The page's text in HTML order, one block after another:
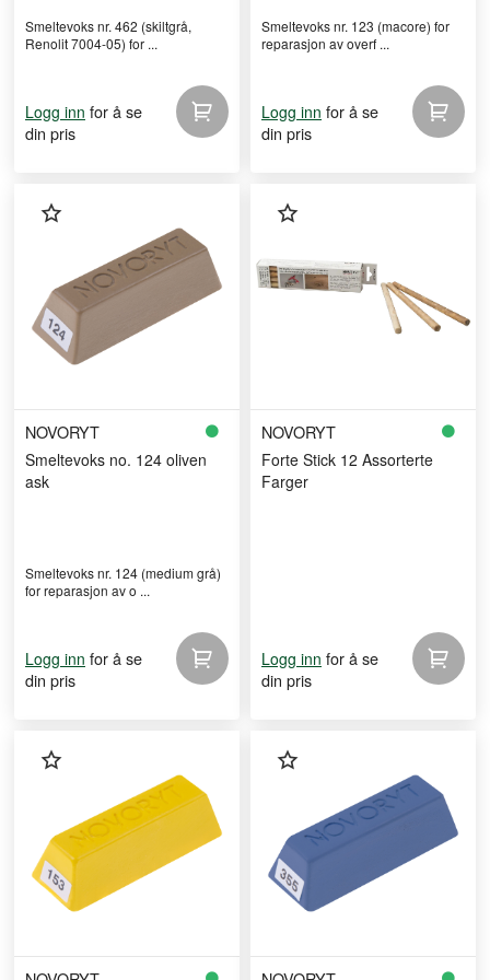
Smeltevoks nr. 462 (skiltgrå,
Renolit 7004-05) for ...
Logg inn for å se
din pris
Smeltevoks nr. 123 (macore) for
reparasjon av overf ...
Logg inn for å se
din pris
NOVORYT
Smeltevoks no. 124 oliven
ask
Smeltevoks nr. 124 (medium grå)
for reparasjon av o ...
Logg inn for å se
din pris
NOVORYT
Forte Stick 12 Assorterte
Farger
Logg inn for å se
din pris